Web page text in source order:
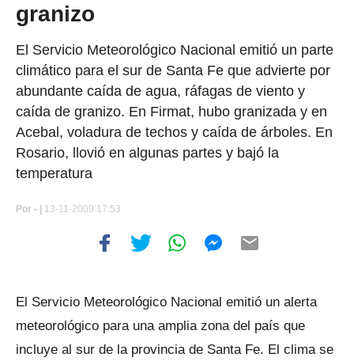
granizo
El Servicio Meteorológico Nacional emitió un parte
climático para el sur de Santa Fe que advierte por
abundante caída de agua, ráfagas de viento y
caída de granizo. En Firmat, hubo granizada y en
Acebal, voladura de techos y caída de árboles. En
Rosario, llovió en algunas partes y bajó la
temperatura
Por - | 13-11-2009 17:53
El Servicio Meteorológico Nacional emitió un alerta
meteorológico para una amplia zona del país que
incluye al sur de la provincia de Santa Fe. El clima se